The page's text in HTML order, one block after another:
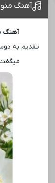
آهنگ منو
آهنگ
تقدیم به